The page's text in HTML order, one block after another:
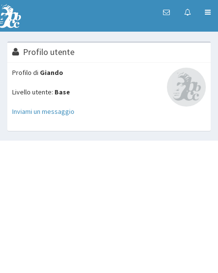
Profilo utente
Profilo di Giando
Livello utente: Base
Inviami un messaggio